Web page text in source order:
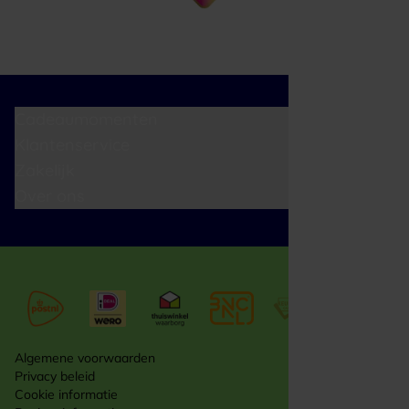
Algemene voorwaarden
Privacy beleid
Cookie informatie